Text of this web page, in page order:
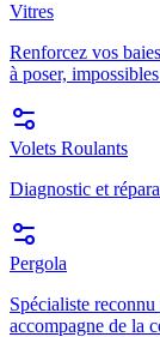
Vitres
Renforcez vos
à poser,
Volets Roulants
Diagnostic et
Pergola
Spécialiste
accompagne de la